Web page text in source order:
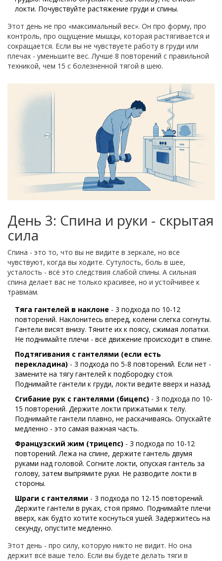
локти. Почувствуйте растяжение груди и спины.
Этот день не про «максимальный вес». Он про форму, про
контроль, про ощущение мышцы, которая растягивается и
сокращается. Если вы не чувствуете работу в груди или
плечах - уменьшите вес. Лучше 8 повторений с правильной
техникой, чем 15 с болезненной тягой в шею.
День 3: Спина и руки - скрытая
сила
Спина - это то, что вы не видите в зеркале, но все
чувствуют, когда вы ходите. Сутулость, боль в шее,
усталость - всё это следствия слабой спины. А сильная
спина делает вас не только красивее, но и устойчивее к
травмам.
Тяга гантелей в наклоне - 3 подхода по 10-12
повторений. Наклонитесь вперед, колени слегка согнуты.
Гантели висят внизу. Тяните их к поясу, сжимая лопатки.
Не поднимайте плечи - всё движение происходит в спине.
Подтягивания с гантелями (если есть
перекладина) - 3 подхода по 5-8 повторений. Если нет -
замените на тягу гантелей к подбородку стоя.
Поднимайте гантели к груди, локти ведите вверх и назад.
Сгибание рук с гантелями (бицепс) - 3 подхода по 10-
15 повторений. Держите локти прижатыми к телу.
Поднимайте гантели плавно, не раскачиваясь. Опускайте
медленно - это самая важная часть.
Французский жим (трицепс) - 3 подхода по 10-12
повторений. Лежа на спине, держите гантель двумя
руками над головой. Согните локти, опуская гантель за
голову, затем выпрямите руки. Не разводите локти в
стороны.
Шраги с гантелями - 3 подхода по 12-15 повторений.
Держите гантели в руках, стоя прямо. Поднимайте плечи
вверх, как будто хотите коснуться ушей. Задержитесь на
секунду, опустите медленно.
Этот день - про силу, которую никто не видит. Но она
держит всё ваше тело. Если вы будете делать тяги в